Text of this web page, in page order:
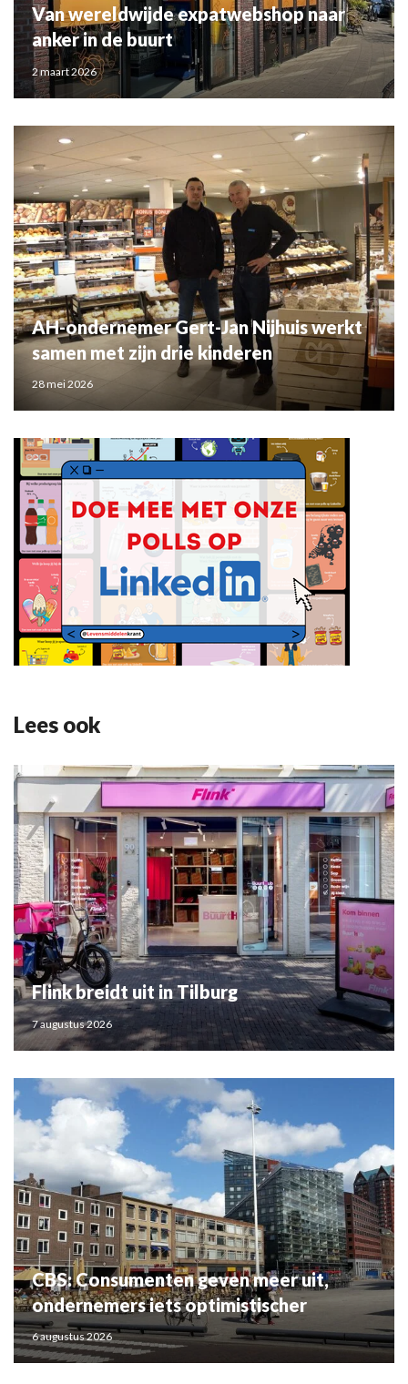
Van wereldwijde expatwebshop naar
anker in de buurt
2 maart 2026
AH-ondernemer Gert-Jan Nijhuis werkt
samen met zijn drie kinderen
28 mei 2026
Lees ook
Flink breidt uit in Tilburg
7 augustus 2026
CBS: Consumenten geven meer uit,
ondernemers iets optimistischer
6 augustus 2026